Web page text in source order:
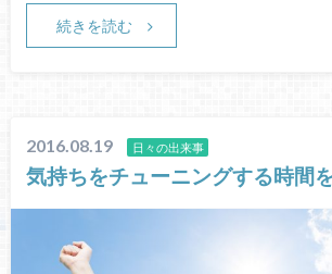
続きを読む
2016.08.19 日々の出来事
気持ちをチューニングする時間